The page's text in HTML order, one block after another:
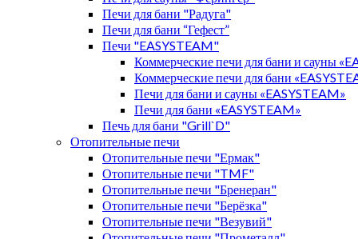
Печи для бани "Радуга"
Печи для бани “Гефест”
Печи "EASYSTEAM"
Коммерческие печи для бани и сауны
Коммерческие печи для бани
Печи для бани и сауны «EASYSTEAM»
Печи для бани «EASYSTEAM»
Печь для бани "Grill`D"
Отопительные печи
Отопительные печи "Ермак"
Отопительные печи "TMF"
Отопительные печи "Бренеран"
Отопительные печи "Берёзка"
Отопительные печи "Везувий"